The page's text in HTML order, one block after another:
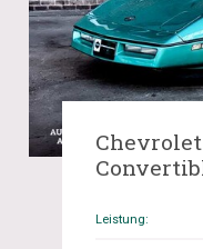
Leistung: